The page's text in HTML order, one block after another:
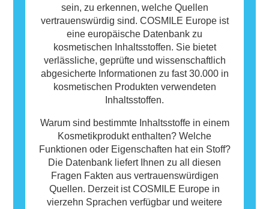
sein, zu erkennen, welche Quellen
vertrauenswürdig sind. COSMILE Europe ist
eine europäische Datenbank zu
kosmetischen Inhaltsstoffen. Sie bietet
verlässliche, geprüfte und wissenschaftlich
abgesicherte Informationen zu fast 30.000 in
kosmetischen Produkten verwendeten
Inhaltsstoffen.
Warum sind bestimmte Inhaltsstoffe in einem
Kosmetikprodukt enthalten? Welche
Funktionen oder Eigenschaften hat ein Stoff?
Die Datenbank liefert Ihnen zu all diesen
Fragen Fakten aus vertrauenswürdigen
Quellen. Derzeit ist COSMILE Europe in
vierzehn Sprachen verfügbar und weitere